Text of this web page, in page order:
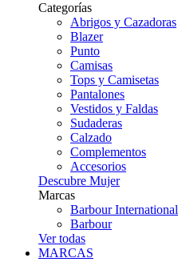
Categorías
Abrigos y Cazadoras
Blazer
Punto
Camisas
Tops y Camisetas
Pantalones
Vestidos y Faldas
Sudaderas
Calzado
Complementos
Accesorios
Descubre Mujer
Marcas
Barbour International
Barbour
Ver todas
MARCAS